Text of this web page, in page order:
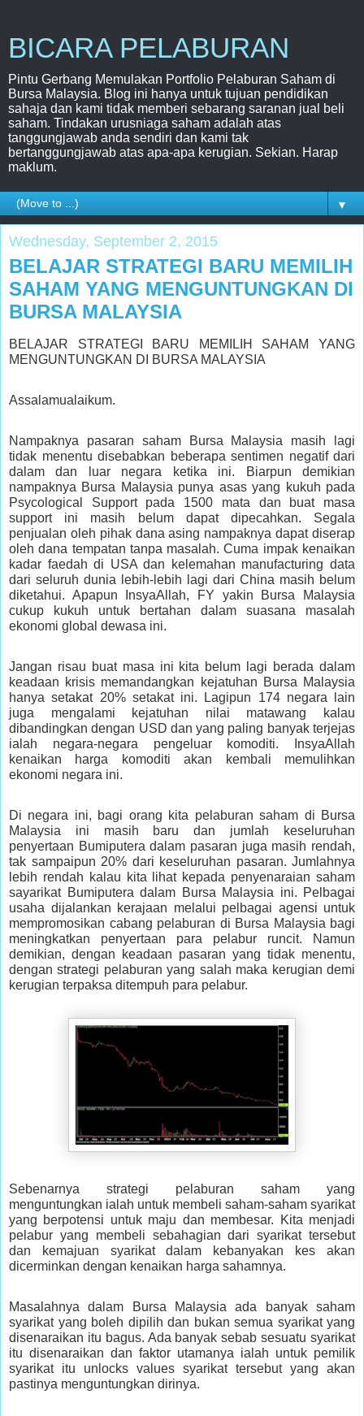
BICARA PELABURAN
Pintu Gerbang Memulakan Portfolio Pelaburan Saham di
Bursa Malaysia. Blog ini hanya untuk tujuan pendidikan
sahaja dan kami tidak memberi sebarang saranan jual beli
saham. Tindakan urusniaga saham adalah atas
tanggungjawab anda sendiri dan kami tak
bertanggungjawab atas apa-apa kerugian. Sekian. Harap
maklum.
▼
Wednesday, September 2, 2015
BELAJAR STRATEGI BARU MEMILIH
SAHAM YANG MENGUNTUNGKAN DI
BURSA MALAYSIA
BELAJAR STRATEGI BARU MEMILIH SAHAM YANG
MENGUNTUNGKAN DI BURSA MALAYSIA
Assalamualaikum.
Nampaknya pasaran saham Bursa Malaysia masih lagi
tidak menentu disebabkan beberapa sentimen negatif dari
dalam dan luar negara ketika ini. Biarpun demikian
nampaknya Bursa Malaysia punya asas yang kukuh pada
Psycological Support pada 1500 mata dan buat masa
support ini masih belum dapat dipecahkan. Segala
penjualan oleh pihak dana asing nampaknya dapat diserap
oleh dana tempatan tanpa masalah. Cuma impak kenaikan
kadar faedah di USA dan kelemahan manufacturing data
dari seluruh dunia lebih-lebih lagi dari China masih belum
diketahui. Apapun InsyaAllah, FY yakin Bursa Malaysia
cukup kukuh untuk bertahan dalam suasana masalah
ekonomi global dewasa ini.
Jangan risau buat masa ini kita belum lagi berada dalam
keadaan krisis memandangkan kejatuhan Bursa Malaysia
hanya setakat 20% setakat ini. Lagipun 174 negara lain
juga mengalami kejatuhan nilai matawang kalau
dibandingkan dengan USD dan yang paling banyak terjejas
ialah negara-negara pengeluar komoditi. InsyaAllah
kenaikan harga komoditi akan kembali memulihkan
ekonomi negara ini.
Di negara ini, bagi orang kita pelaburan saham di Bursa
Malaysia ini masih baru dan jumlah keseluruhan
penyertaan Bumiputera dalam pasaran juga masih rendah,
tak sampaipun 20% dari keseluruhan pasaran. Jumlahnya
lebih rendah kalau kita lihat kepada penyenaraian saham
sayarikat Bumiputera dalam Bursa Malaysia ini. Pelbagai
usaha dijalankan kerajaan melalui pelbagai agensi untuk
mempromosikan cabang pelaburan di Bursa Malaysia bagi
meningkatkan penyertaan para pelabur runcit. Namun
demikian, dengan keadaan pasaran yang tidak menentu,
dengan strategi pelaburan yang salah maka kerugian demi
kerugian terpaksa ditempuh para pelabur.
Sebenarnya strategi pelaburan saham yang
menguntungkan ialah untuk membeli saham-saham syarikat
yang berpotensi untuk maju dan membesar. Kita menjadi
pelabur yang membeli sebahagian dari syarikat tersebut
dan kemajuan syarikat dalam kebanyakan kes akan
dicerminkan dengan kenaikan harga sahamnya.
Masalahnya dalam Bursa Malaysia ada banyak saham
syarikat yang boleh dipilih dan bukan semua syarikat yang
disenaraikan itu bagus. Ada banyak sebab sesuatu syarikat
itu disenaraikan dan faktor utamanya ialah untuk pemilik
syarikat itu unlocks values syarikat tersebut yang akan
pastinya menguntungkan dirinya.